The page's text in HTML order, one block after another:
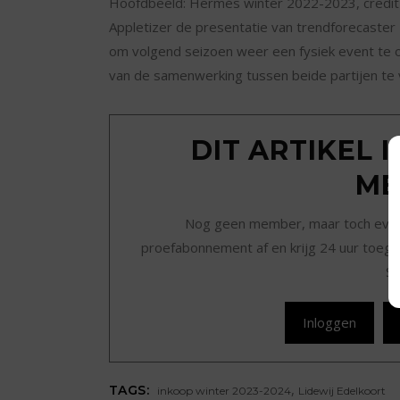
Appletizer de presentatie van
om volgend seizoen weer een fysiek event
van de samenwerking tussen beide partijen
DIT ARTIKEL
Nog geen member, maar toch
proefabonnement af en krijg 24 uur
Inloggen
TAGS: inkoop winter 2023-2024, Lidewij Edelkoort